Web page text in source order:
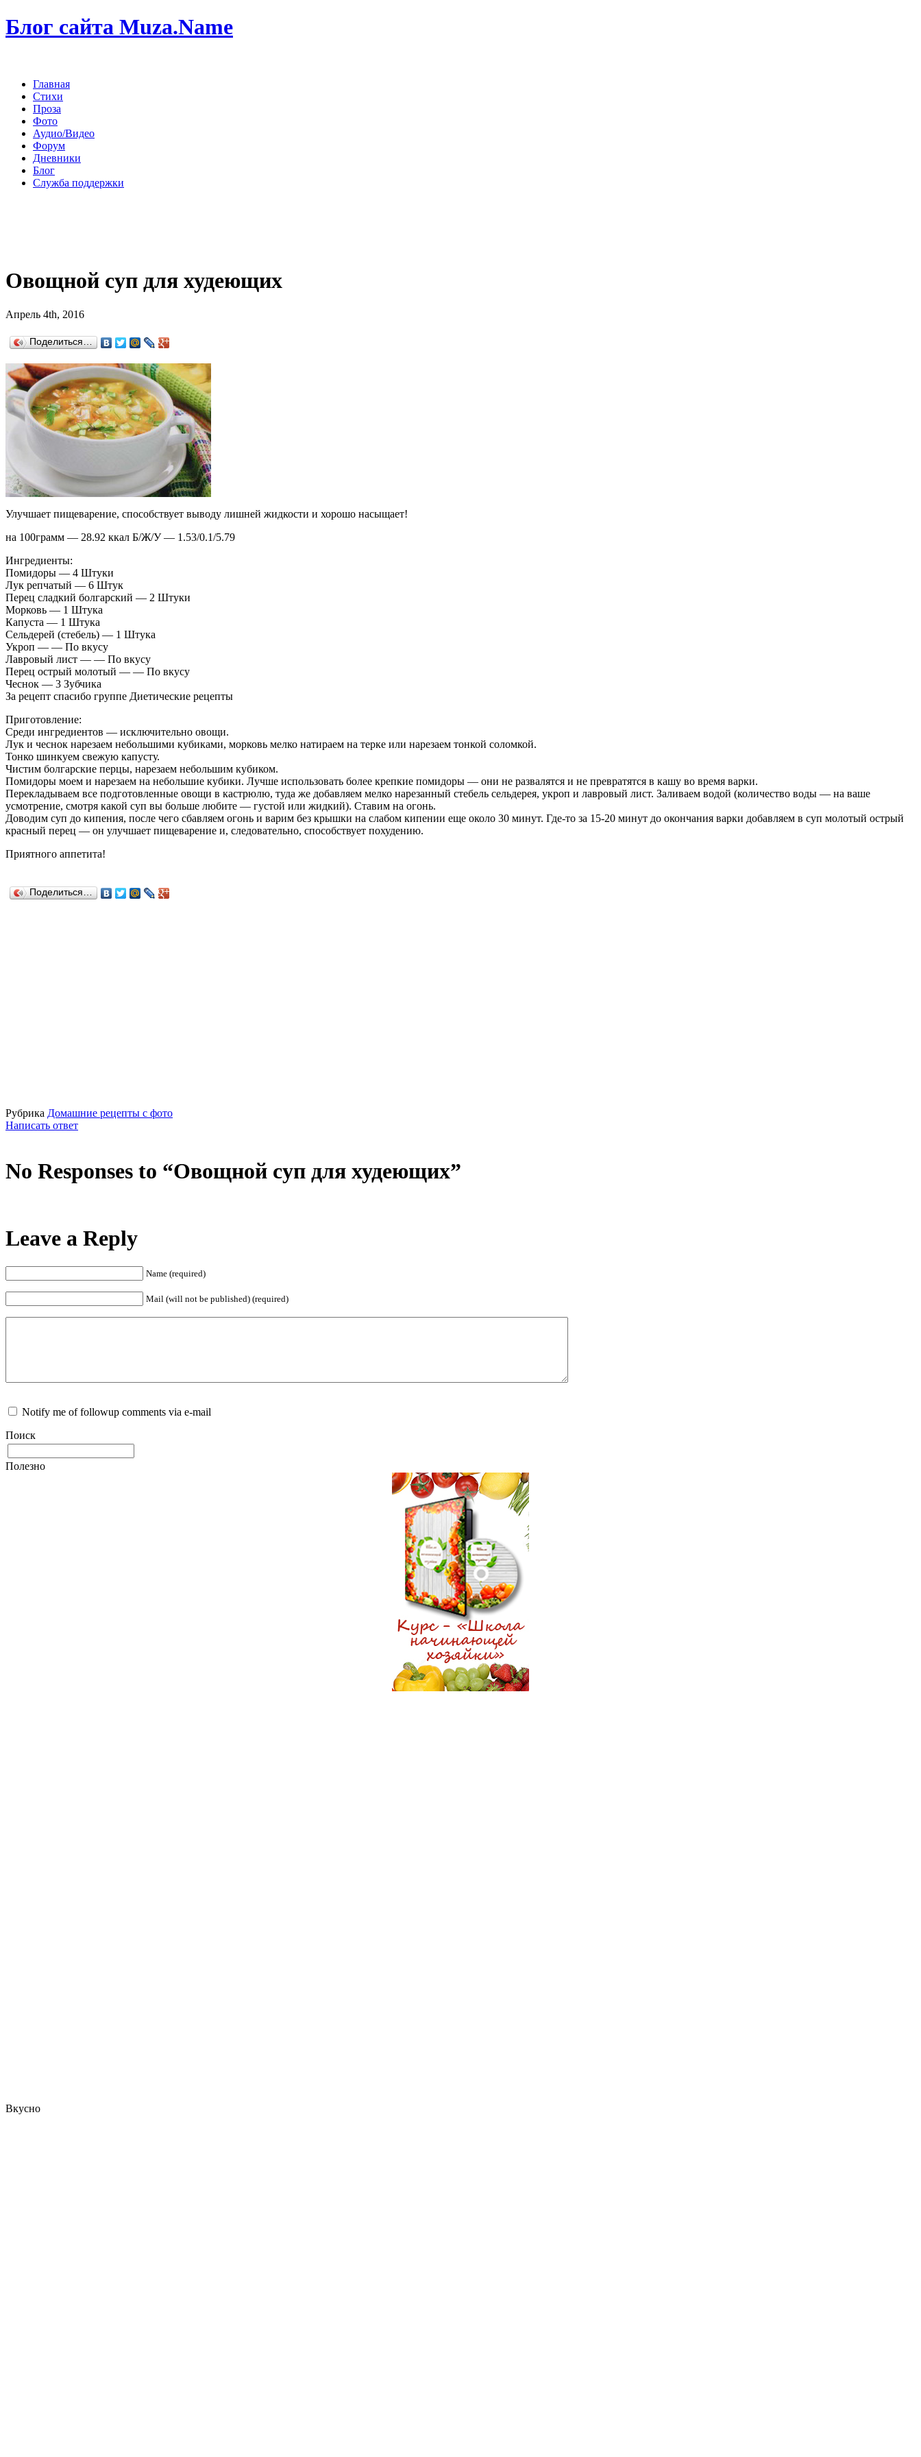
Блог сайта Muza.Name
Главная
Стихи
Проза
Фото
Аудио/Видео
Форум
Дневники
Блог
Служба поддержки
Овощной суп для худеющих
Апрель 4th, 2016
Поделиться…
Улучшает пищеварение, способствует выводу лишней жидкости и хорошо насыщает!
на 100грамм — 28.92 ккал Б/Ж/У — 1.53/0.1/5.79
Ингредиенты:
Помидоры — 4 Штуки
Лук репчатый — 6 Штук
Перец сладкий болгарский — 2 Штуки
Морковь — 1 Штука
Капуста — 1 Штука
Сельдерей (стебель) — 1 Штука
Укроп — — По вкусу
Лавровый лист — — По вкусу
Перец острый молотый — — По вкусу
Чеснок — 3 Зубчика
За рецепт спасибо группе Диетические рецепты
Приготовление:
Среди ингредиентов — исключительно овощи.
Лук и чеснок нарезаем небольшими кубиками, морковь мелко натираем на терке или нарезаем тонкой соломкой.
Тонко шинкуем свежую капусту.
Чистим болгарские перцы, нарезаем небольшим кубиком.
Помидоры моем и нарезаем на небольшие кубики. Лучше использовать более крепкие помидоры — они не развалятся и не превратятся в кашу во время варки.
Перекладываем все подготовленные овощи в кастрюлю, туда же добавляем мелко нарезанный стебель сельдерея, укроп и лавровый лист. Заливаем водой (количество воды — на ваше
усмотрение, смотря какой суп вы больше любите — густой или жидкий). Ставим на огонь.
Доводим суп до кипения, после чего сбавляем огонь и варим без крышки на слабом кипении еще около 30 минут. Где-то за 15-20 минут до окончания варки добавляем в суп молотый острый
красный перец — он улучшает пищеварение и, следовательно, способствует похудению.
Приятного аппетита!
Поделиться…
Рубрика Домашние рецепты с фото
Написать ответ
No Responses to “Овощной суп для худеющих”
Leave a Reply
Name (required)
Mail (will not be published) (required)
Notify me of followup comments via e-mail
Поиск
Полезно
Вкусно